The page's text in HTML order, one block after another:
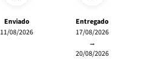
Enviado
11/08/2026
Entregado
17/08/2026
→
20/08/2026